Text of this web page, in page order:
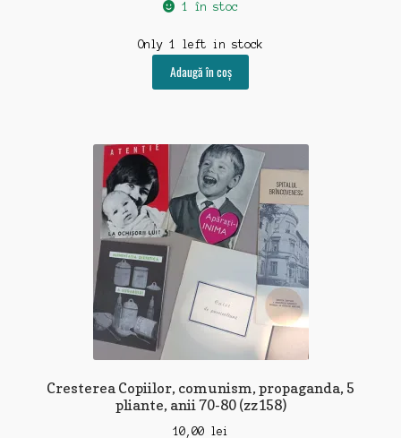
1 în stoc
Only 1 left in stock
Adaugă în coș
Cresterea Copiilor, comunism, propaganda, 5
pliante, anii 70-80 (zz158)
10,00 lei